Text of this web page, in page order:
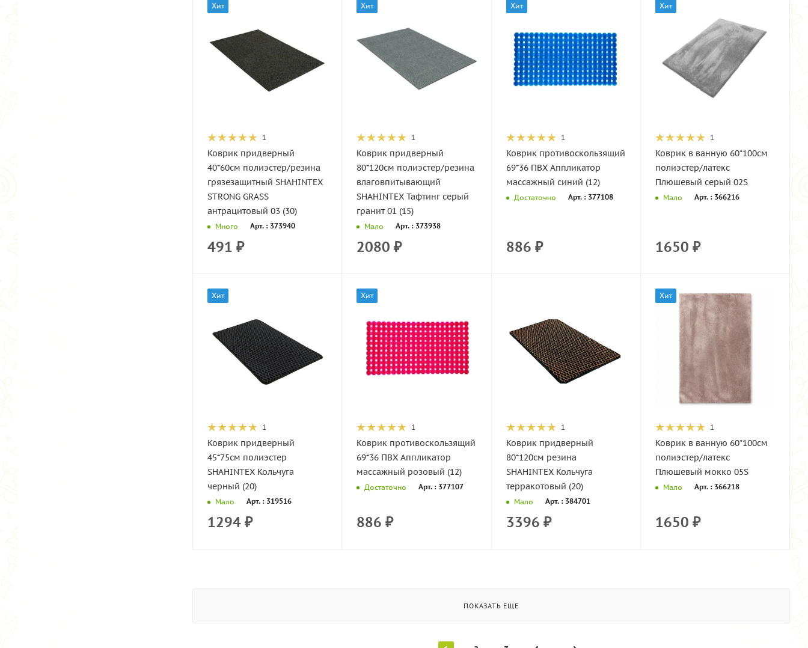
Хит
1
Коврик придверный
40*60см полиэстер/резина
грязезащитный SHAHINTEX
STRONG GRASS
антрацитовый 03 (30)
Много Арт. : 373940
491 ₽
Хит
1
Коврик придверный
80*120см полиэстер/резина
влаговпитывающий
SHAHINTEX Тафтинг серый
гранит 01 (15)
Мало Арт. : 373938
2080 ₽
Хит
1
Коврик противоскользящий
69*36 ПВХ Аппликатор
массажный синий (12)
Достаточно Арт. : 377108
886 ₽
Хит
1
Коврик в ванную 60*100см
полиэстер/латекс
Плюшевый серый 02S
Мало Арт. : 366216
1650 ₽
Хит
1
Коврик придверный
45*75см полиэстер
SHAHINTEX Кольчуга
черный (20)
Мало Арт. : 319516
1294 ₽
Хит
1
Коврик противоскользящий
69*36 ПВХ Аппликатор
массажный розовый (12)
Достаточно Арт. : 377107
886 ₽
1
Коврик придверный
80*120см резина
SHAHINTEX Кольчуга
терракотовый (20)
Мало Арт. : 384701
3396 ₽
Хит
1
Коврик в ванную 60*100см
полиэстер/латекс
Плюшевый мокко 05S
Мало Арт. : 366218
1650 ₽
ПОКАЗАТЬ ЕЩЕ